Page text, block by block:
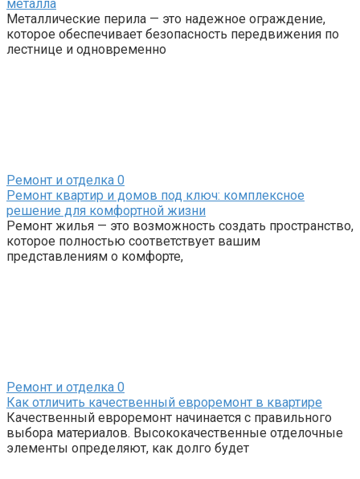
металла
Металлические перила — это надежное ограждение,
которое обеспечивает безопасность передвижения по
лестнице и одновременно
Ремонт и отделка 0
Ремонт квартир и домов под ключ: комплексное
решение для комфортной жизни
Ремонт жилья — это возможность создать пространство,
которое полностью соответствует вашим
представлениям о комфорте,
Ремонт и отделка 0
Как отличить качественный евроремонт в квартире
Качественный евроремонт начинается с правильного
выбора материалов. Высококачественные отделочные
элементы определяют, как долго будет